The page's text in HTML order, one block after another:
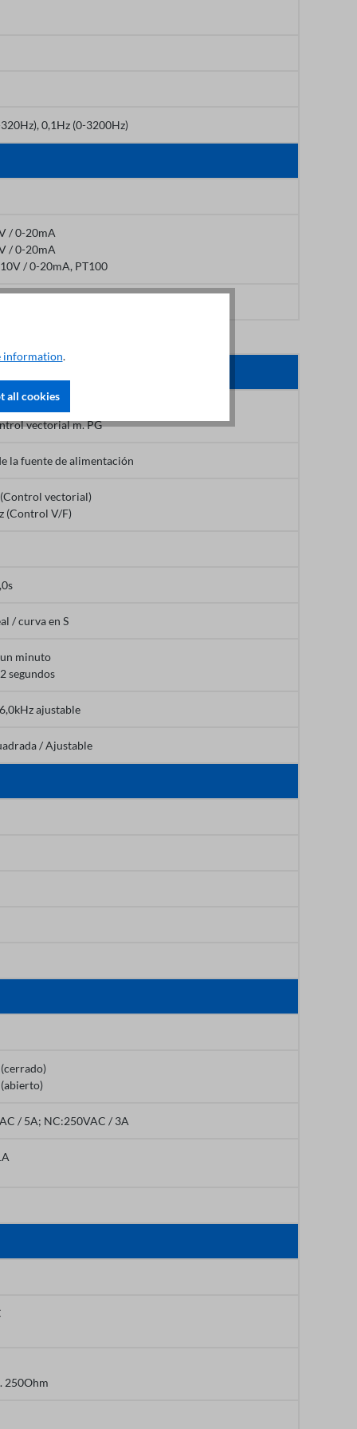
0,1Hz (0-3200Hz)
/ 0-20mA
/ 0-20mA
/ 0-20mA, PT100
vectorial m. PG
la fuente de alimentación
vectorial)
(Control V/F)
/ curva en S
minuto
segundos
ajustable
/ Ajustable
/ 5A; NC:250VAC / 3A
250Ohm
information.
all cookies